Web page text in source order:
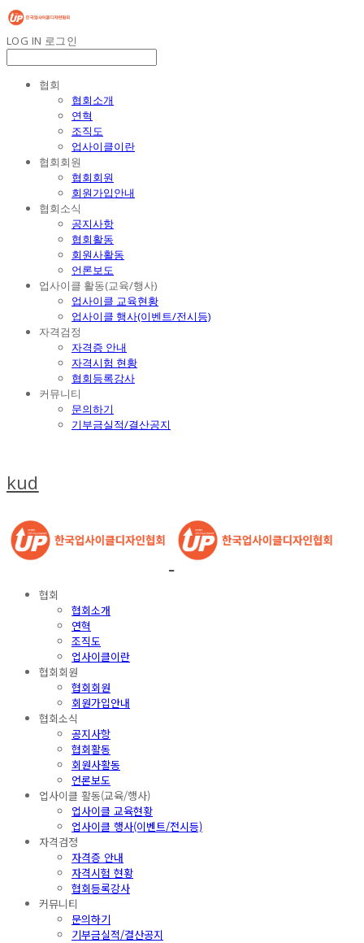
LOG IN 로그인
협회
협회소개
연혁
조직도
업사이클이란
협회회원
협회회원
회원가입안내
협회소식
공지사항
협회활동
회원사활동
언론보도
업사이클 활동(교육/행사)
업사이클 교육현황
업사이클 행사(이벤트/전시등)
자격검정
자격증 안내
자격시험 현황
협회등록강사
커뮤니티
문의하기
기부금실적/결산공지
kud
협회
협회소개
연혁
조직도
업사이클이란
협회회원
협회회원
회원가입안내
협회소식
공지사항
협회활동
회원사활동
언론보도
업사이클 활동(교육/행사)
업사이클 교육현황
업사이클 행사(이벤트/전시등)
자격검정
자격증 안내
자격시험 현황
협회등록강사
커뮤니티
문의하기
기부금실적/결산공지